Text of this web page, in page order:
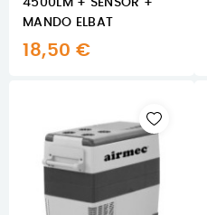
4500LM + SENSOR +
MANDO ELBAT
18,50 €